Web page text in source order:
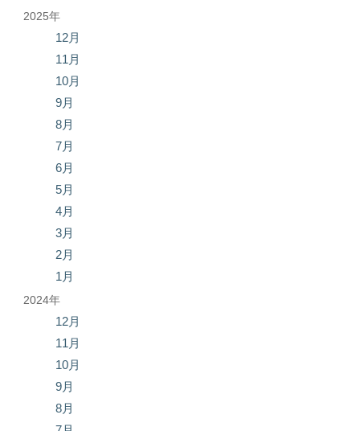
2025年
12月
11月
10月
9月
8月
7月
6月
5月
4月
3月
2月
1月
2024年
12月
11月
10月
9月
8月